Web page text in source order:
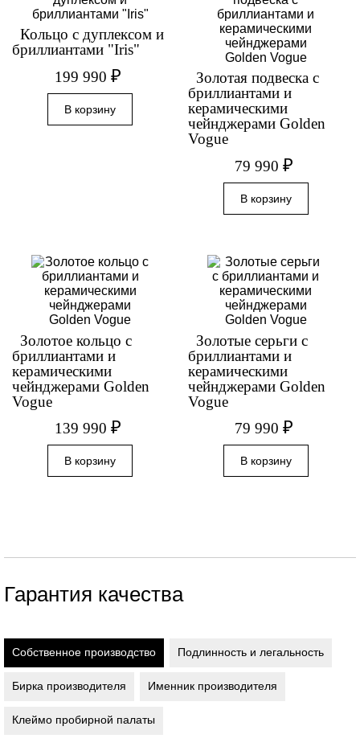
Кольцо с дуплексом и
бриллиантами "Iris"
199 990₽
Золотая подвеска с
бриллиантами и
керамическими
чейнджерами Golden
Vogue
79 990 ₽
Золотое кольцо с
бриллиантами и
керамическими
чейнджерами Golden
Vogue
139 990₽
Золотые серьги с
бриллиантами и
керамическими
чейнджерами Golden
Vogue
79 990 ₽
Гарантия качества
Собственное производство Подлинность и легальность
Бирка производителя Именник производителя
Клеймо пробирной палаты